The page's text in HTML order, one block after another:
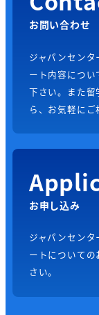
お問い合わせ
ジャパンセン
ート内容につ
下さい。また
ら、お気軽にご
お申し込み
ジャパンセン
ートについて
さい。